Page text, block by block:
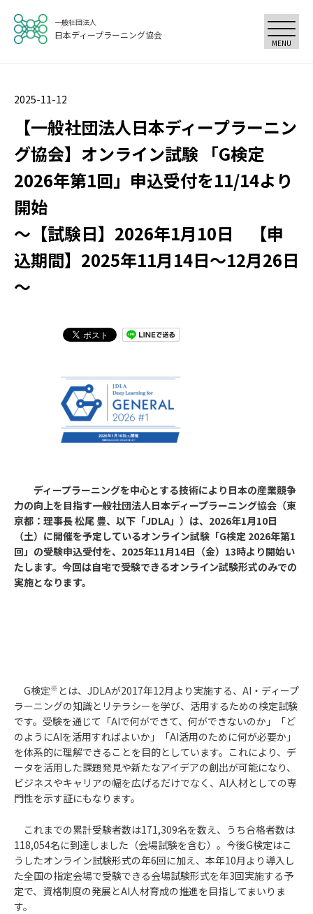
一般社団法人
日本ディープラーニング協会
MENU
2025-11-12
【一般社団法人日本ディープラーニン
グ協会】オンライン試験 「G検定
2026年第1回」申込受付を11/14より
開始
～【試験日】2026年1月10日 【申
込期間】2025年11月14日～12月26日
～
ディープラーニングを中心とする技術により日本の産業競争
力の向上を目指す一般社団法人日本ディープラーニング協会（東
京都：理事長 松尾 豊、以下「JDLA」）は、2026年1月10日
（土）に開催を予定しているオンライン試験「G検定 2026年第1
回」の受験申込受付を、2025年11月14日（金）13時より開始い
たします。今回は自宅で受験できるオンライン試験形式のみでの
実施となります。
G検定※ とは、JDLAが2017年12月より実施する、AI・ディープ
ラーニングの知識とリテラシーを学び、活用するための検定試験
です。受験を通じて「AIで何ができて、何ができないのか」「ど
のようにAIを活用すればよいか」「AI活用のために何が必要か」
を体系的に理解できることを目的としています。これにより、デ
ータを活用した課題発見や新たなアイデアの創出が可能になり、
ビジネスやキャリアの幅を広げるだけでなく、AI人材としての専
門性を示す証にもなります。
これまでの累計受験者数は171,309名を数え、うち合格者数は
118,054名に到達しました（会場試験を含む）。今後G検定はこ
うしたオンライン試験形式の年6回に加え、本年10月より導入し
た全国の指定会場で受験できる会場試験形式を年3回実施する予
定で、資格制度の発展とAI人材育成の推進を目指してまいりま
す。